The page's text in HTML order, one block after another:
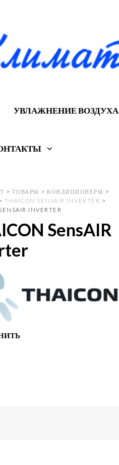
УВЛАЖНЕНИЕ ВОЗДУХА
> ТОВАРЫ >КОНДИЦИОНЕРЫ
>
>THAICON SENSAIR INVERTER
>
INVERTER
SensAIR